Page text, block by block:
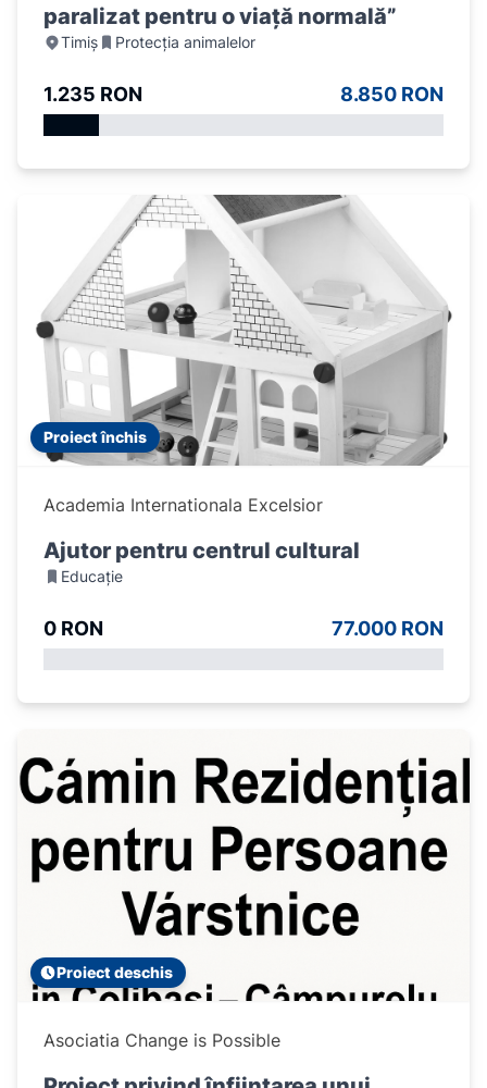
paralizat pentru o viață normală”
Timiș Protecția animalelor
1.235 RON 8.850 RON
Proiect închis
Academia Internationala Excelsior
Ajutor pentru centrul cultural
Educație
0 RON 77.000 RON
Proiect deschis
Asociatia Change is Possible